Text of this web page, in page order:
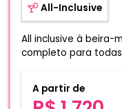
All-Inclusive
All inclusive à beira-
completo para
A partir de